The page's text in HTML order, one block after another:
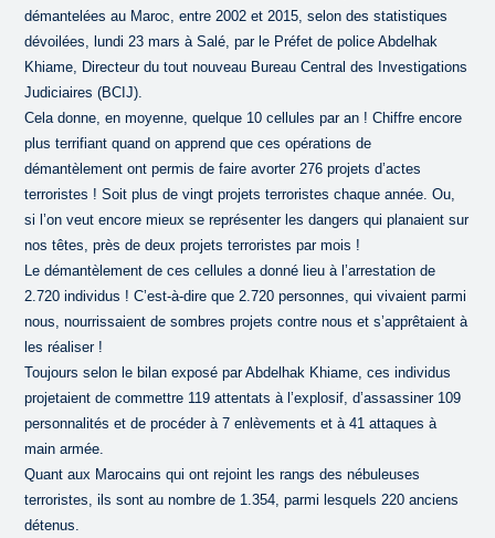
démantelées au Maroc, entre 2002 et 2015, selon des statistiques
dévoilées, lundi 23 mars à Salé, par le Préfet de police Abdelhak
Khiame, Directeur du tout nouveau Bureau Central des Investigations
Judiciaires (BCIJ).
Cela donne, en moyenne, quelque 10 cellules par an ! Chiffre encore
plus terrifiant quand on apprend que ces opérations de
démantèlement ont permis de faire avorter 276 projets d’actes
terroristes ! Soit plus de vingt projets terroristes chaque année. Ou,
si l’on veut encore mieux se représenter les dangers qui planaient sur
nos têtes, près de deux projets terroristes par mois !
Le démantèlement de ces cellules a donné lieu à l’arrestation de
2.720 individus ! C’est-à-dire que 2.720 personnes, qui vivaient parmi
nous, nourrissaient de sombres projets contre nous et s’apprêtaient à
les réaliser !
Toujours selon le bilan exposé par Abdelhak Khiame, ces individus
projetaient de commettre 119 attentats à l’explosif, d’assassiner 109
personnalités et de procéder à 7 enlèvements et à 41 attaques à
main armée.
Quant aux Marocains qui ont rejoint les rangs des nébuleuses
terroristes, ils sont au nombre de 1.354, parmi lesquels 220 anciens
détenus.